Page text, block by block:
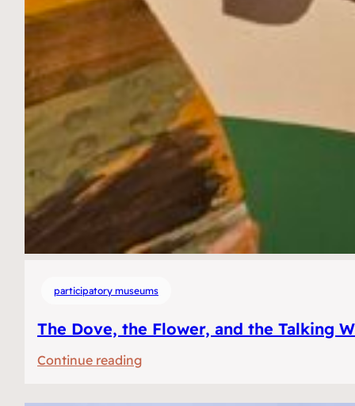
participatory museums
The Dove, the Flower, and the Talking
Continue reading:
duif,